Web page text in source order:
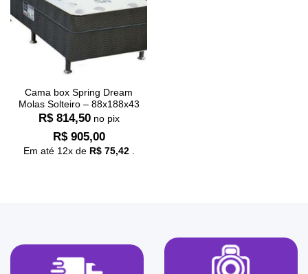
Cama box Spring Dream
Molas Solteiro – 88x188x43
R$814,50 no pix
R$905,00
Em até 12x de R$75,42.